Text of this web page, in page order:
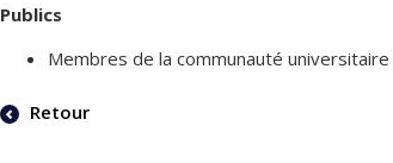
Publics
Membres de la communauté
Retour